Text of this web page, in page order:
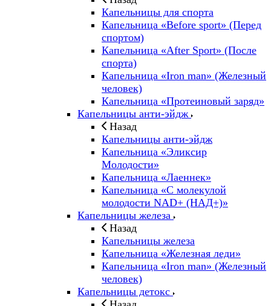
Капельницы для спорта
Капельница «Before sport» (Перед
спортом)
Капельница «After Sport» (После
спорта)
Капельница «Iron man» (Железный
человек)
Капельница «Протеиновый заряд»
Капельницы анти-эйдж
Назад
Капельницы анти-эйдж
Капельница «Эликсир
Молодости»
Капельница «Лаеннек»
Капельница «С молекулой
молодости NAD+ (НАД+)»
Капельницы железа
Назад
Капельницы железа
Капельница «Железная леди»
Капельница «Iron man» (Железный
человек)
Капельницы детокс